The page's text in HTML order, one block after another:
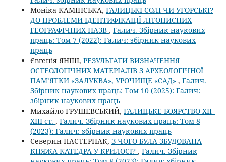
Моніка КАМІНСЬКА, ГАЛИЦЬКІ СОЛІ ЧИ УГОРСЬКІ?
ДО ПРОБЛЕМИ ІДЕНТИФІКАЦІЇ ЛІТОПИСНИХ
ГЕОГРАФІЧНИХ НАЗВ , Галич. Збірник наукових
праць: Том 7 (2022): Галич: збірник наукових
праць
Євгенія ЯНІШ, РЕЗУЛЬТАТИ ВИЗНАЧЕННЯ
ОСТЕОЛОГІЧНИХ МАТЕРІАЛІВ З АРХЕОЛОГІЧНОЇ
ПАМ’ЯТКИ «ЗАЛУКВА», УРОЧИЩЕ «САД» , Галич.
Збірник наукових праць: Том 10 (2025): Галич:
збірник наукових праць
Михайло ГРУШЕВСЬКИЙ, ГАЛИЦЬКЕ БОЯРСТВО ХІІ–
ХІІІ ст. , Галич. Збірник наукових праць: Том 8
(2023): Галич: збірник наукових праць
Северин ПАСТЕРНАК, З ЧОГО БУЛА ЗБУДОВАНА
КНЯЖА КАТЕДРА У КРИЛОСІ? , Галич. Збірник